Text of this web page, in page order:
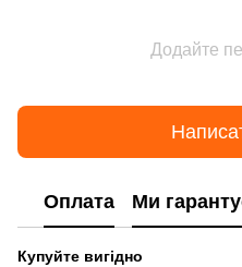
Додайте
Оплата Ми
Купуйте вигідно